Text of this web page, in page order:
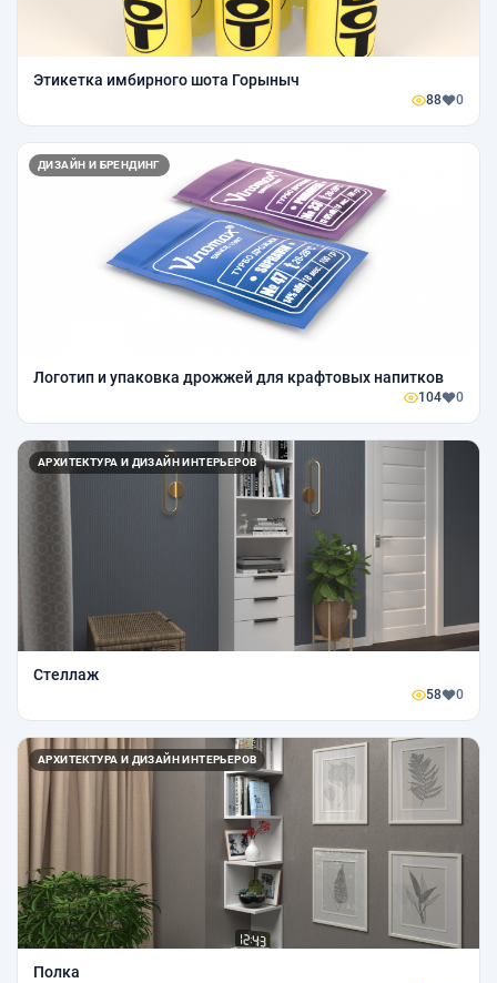
Этикетка имбирного шота Горыныч
88 0
ДИЗАЙН И БРЕНДИНГ
Логотип и упаковка дрожжей для крафтовых напитков
104 0
АРХИТЕКТУРА И ДИЗАЙН ИНТЕРЬЕРОВ
Стеллаж
58 0
АРХИТЕКТУРА И ДИЗАЙН ИНТЕРЬЕРОВ
Полка